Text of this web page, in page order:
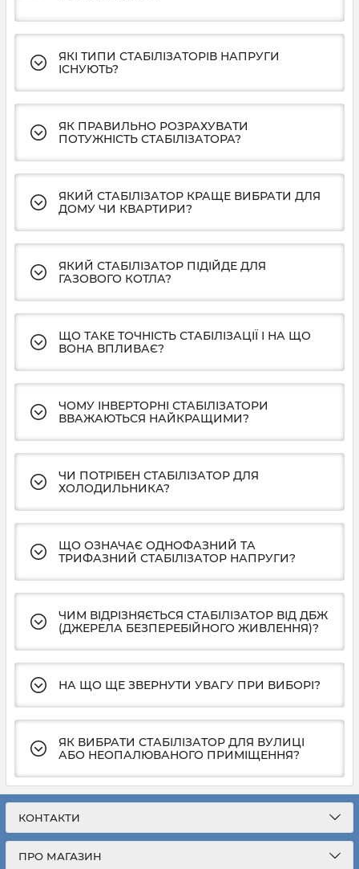
ЯКІ ТИПИ СТАБІЛІЗАТОРІВ НАПРУГИ
ІСНУЮТЬ?
ЯК ПРАВИЛЬНО РОЗРАХУВАТИ
ПОТУЖНІСТЬ СТАБІЛІЗАТОРА?
ЯКИЙ СТАБІЛІЗАТОР КРАЩЕ ВИБРАТИ ДЛЯ
ДОМУ ЧИ КВАРТИРИ?
ЯКИЙ СТАБІЛІЗАТОР ПІДІЙДЕ ДЛЯ
ГАЗОВОГО КОТЛА?
ЩО ТАКЕ ТОЧНІСТЬ СТАБІЛІЗАЦІЇ І НА ЩО
ВОНА ВПЛИВАЄ?
ЧОМУ ІНВЕРТОРНІ СТАБІЛІЗАТОРИ
ВВАЖАЮТЬСЯ НАЙКРАЩИМИ?
ЧИ ПОТРІБЕН СТАБІЛІЗАТОР ДЛЯ
ХОЛОДИЛЬНИКА?
ЩО ОЗНАЧАЄ ОДНОФАЗНИЙ ТА
ТРИФАЗНИЙ СТАБІЛІЗАТОР НАПРУГИ?
ЧИМ ВІДРІЗНЯЄТЬСЯ СТАБІЛІЗАТОР ВІД ДБЖ
(ДЖЕРЕЛА БЕЗПЕРЕБІЙНОГО ЖИВЛЕННЯ)?
НА ЩО ЩЕ ЗВЕРНУТИ УВАГУ ПРИ ВИБОРІ?
ЯК ВИБРАТИ СТАБІЛІЗАТОР ДЛЯ ВУЛИЦІ
АБО НЕОПАЛЮВАНОГО ПРИМІЩЕННЯ?
КОНТАКТИ
ПРО МАГАЗИН